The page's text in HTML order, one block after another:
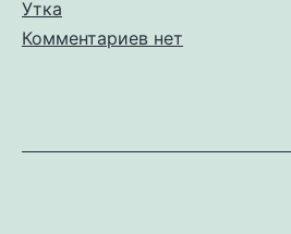
Утка
Комментариев кнет